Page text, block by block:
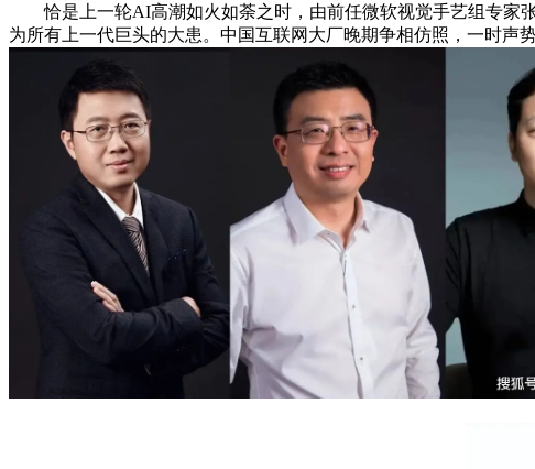
恰是上一轮AI高潮如火如荼之时，由前任微软视觉手艺组专家张
为所有上一代巨头的大患。中国互联网大厂晚期争相仿照，一时